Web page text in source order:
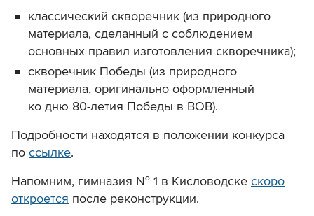
классический скворечник (из природного
материала, сделанный с соблюдением
основных правил изготовления скворечника);
скворечник Победы (из природного
материала, оригинально оформленный
ко дню 80-летия Победы в ВОВ).
Подробности находятся в положении конкурса
по ссылке.
Напомним, гимназия № 1 в Кисловодске скоро
откроется после реконструкции.